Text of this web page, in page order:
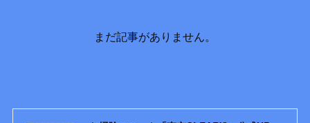
まだ記事がありません。